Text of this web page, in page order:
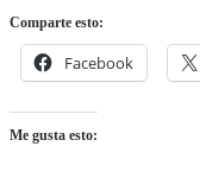
Comparte esto:
Facebook
Me gusta esto: